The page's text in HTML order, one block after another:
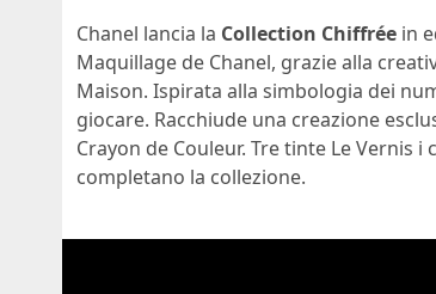
Chanel lancia la Collection Chiffrée in
Maquillage de Chanel, grazie alla
Maison. Ispirata alla simbologia dei
giocare. Racchiude una creazione
Crayon de Couleur. Tre tinte Le Vernis
completano la collezione.